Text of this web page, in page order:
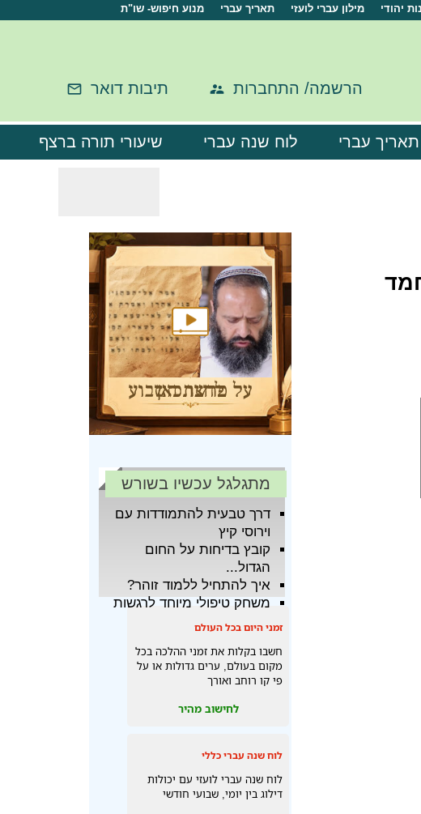
יהודי מילון עברי לועזי תאריך עברי מנוע חיפוש- שו"ת
תיבות דואר הרשמה/ התחברות
תאריך עברי לוח שנה עברי שיעורי תורה ברצף
מתגלגל עכשיו בשורש
דרך טבעית להתמודדות עם
וירוסי קיץ
קובץ בדיחות על החום
הגדול...
איך להתחיל ללמוד זוהר?
משחק טיפולי מיוחד לרגשות
זמני היום בכל העולם
חשבו בקלות את זמני ההלכה בכל
מקום בעולם, ערים גדולות או על
פי קו רוחב ואורך
לחישוב מהיר
לוח שנה עברי כללי
לוח שנה עברי לועזי עם יכולות
דילוג בין יומי, שבועי חודשי